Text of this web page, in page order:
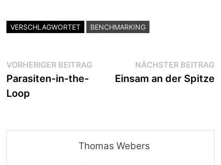
VERSCHLAGWORTET BENCHMARKING
Beitragsnavigation
VORHERIGER BEITRAG Vorheriger
Beitrag:
Parasiten-in-the-
Loop
NÄCHSTER BEITRAG
Einsam an der Spitze
Thomas Webers